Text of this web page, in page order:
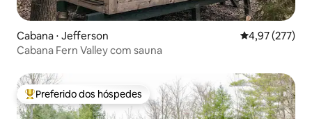
Cabana ⋅ Jefferson 4,97 de uma
4,97 (277)
Cabana Fern Valley com sauna
Entre os melhores preferidos dos hóspedes
Preferido dos hóspedes